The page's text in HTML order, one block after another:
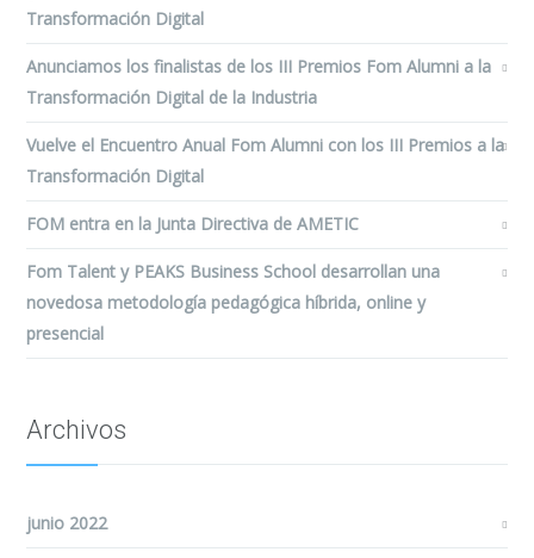
Transformación Digital
Anunciamos los finalistas de los III Premios Fom Alumni a la
Transformación Digital de la Industria
Vuelve el Encuentro Anual Fom Alumni con los III Premios a la
Transformación Digital
FOM entra en la Junta Directiva de AMETIC
Fom Talent y PEAKS Business School desarrollan una
novedosa metodología pedagógica híbrida, online y
presencial
Archivos
junio 2022